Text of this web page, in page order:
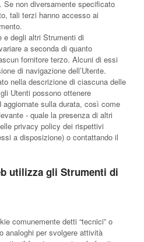
Se non diversamente specificato
tali terzi hanno accesso ai
e degli altri Strumenti di
a seconda di quanto
fornitore terzo. Alcuni di essi
di navigazione dell’Utente.
nella descrizione di ciascuna delle
Utenti possono ottenere
sulla durata, così come
- quale la presenza di altri
privacy policy dei rispettivi
a disposizione) o contattando il
utilizza gli Strumenti di
comunemente detti “tecnici” o
analoghi per svolgere attività